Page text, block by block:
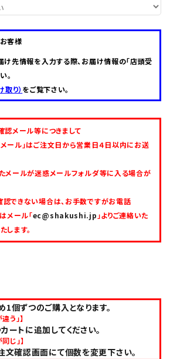
客様
け先情報を入力する際、お届け情報の「店頭受
。
り） をご覧下さい。
認メール等につきまして
ール」はご注文日から営業日４日以内にお送
たメールが迷惑メールフォルダ等に入る場合が
認できない場合は、お手数ですがお電話
メール「ec@shakushi.jp 」よりご連絡いた
します。
個ずつのご購入となります。
う」】
ートに追加してください。
じ」】
文確認画面にて個数を変更下さい。